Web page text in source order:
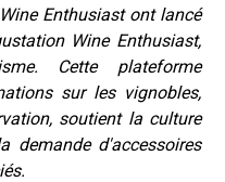
Enthusiast ont lancé
Wine Enthusiast,
Cette plateforme
sur les vignobles,
soutient la culture
demande d'accessoires